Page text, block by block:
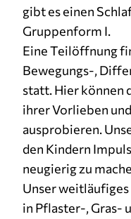
gibt es einen
Gruppenform I.
Eine Teilöffnung
Bewegungs-,
statt. Hier können
ihrer Vorlieben
ausprobieren.
den Kindern
neugierig zu
Unser
in Pflaster-, Gras-